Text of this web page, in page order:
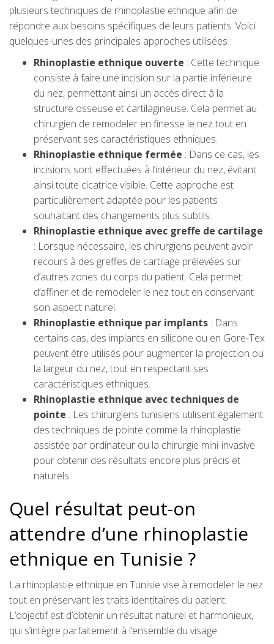
plusieurs techniques de rhinoplastie ethnique afin de
répondre aux besoins spécifiques de leurs patients. Voici
quelques-unes des principales approches utilisées :
Rhinoplastie ethnique ouverte : Cette technique
consiste à faire une incision sur la partie inférieure
du nez, permettant ainsi un accès direct à la
structure osseuse et cartilagineuse. Cela permet au
chirurgien de remodeler en finesse le nez tout en
préservant ses caractéristiques ethniques.
Rhinoplastie ethnique fermée : Dans ce cas, les
incisions sont effectuées à l’intérieur du nez, évitant
ainsi toute cicatrice visible. Cette approche est
particulièrement adaptée pour les patients
souhaitant des changements plus subtils.
Rhinoplastie ethnique avec greffe de cartilage
: Lorsque nécessaire, les chirurgiens peuvent avoir
recours à des greffes de cartilage prélevées sur
d’autres zones du corps du patient. Cela permet
d’affiner et de remodeler le nez tout en conservant
son aspect naturel.
Rhinoplastie ethnique par implants : Dans
certains cas, des implants en silicone ou en Gore-Tex
peuvent être utilisés pour augmenter la projection ou
la largeur du nez, tout en respectant ses
caractéristiques ethniques.
Rhinoplastie ethnique avec techniques de
pointe : Les chirurgiens tunisiens utilisent également
des techniques de pointe comme la rhinoplastie
assistée par ordinateur ou la chirurgie mini-invasive
pour obtenir des résultats encore plus précis et
naturels.
Quel résultat peut-on
attendre d’une rhinoplastie
ethnique en Tunisie ?
La rhinoplastie ethnique en Tunisie vise à remodeler le nez
tout en préservant les traits identitaires du patient.
L’objectif est d’obtenir un résultat naturel et harmonieux,
qui s’intègre parfaitement à l’ensemble du visage.